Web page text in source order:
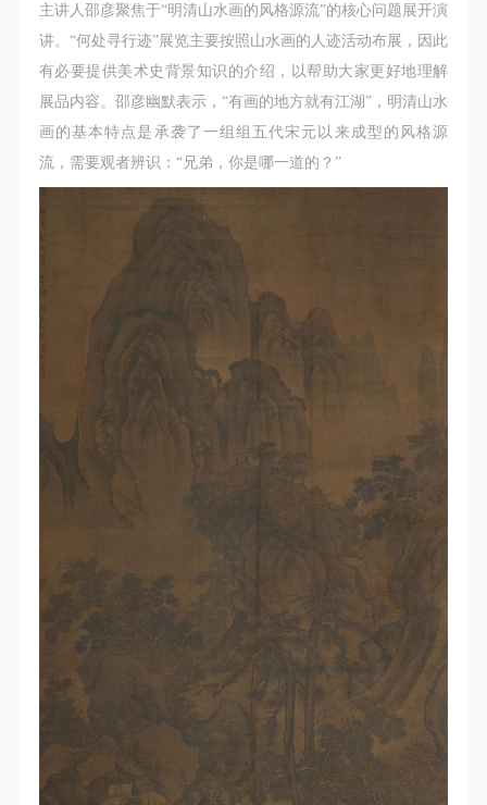
主讲人邵彦聚焦于“明清山水画的风格源流”的核心问题展开演
讲。“何处寻行迹”展览主要按照山水画的人迹活动布展，因此
有必要提供美术史背景知识的介绍，以帮助大家更好地理解
展品内容。邵彦幽默表示，“有画的地方就有江湖”，明清山水
画的基本特点是承袭了一组组五代宋元以来成型的风格源
流，需要观者辨识：“兄弟，你是哪一道的？”
术的空间氛围，竭诚与各单位、企业、机构、艺术家
和观众进行良好互动。以学院的学术研究为基础，积
极策划国际、国内多视角、多领域的展览、论坛及公
共教育活动，为美院师生、中外艺术家以及社会公众
提供一个交流、学习、展示的平台。作为一家公益性
单位，其开展的公共教育活动以学术性和公益性为
（3）、乙方为甲方拍摄中央美术学院公共教育部所
有公教活动。
二、拍摄内容、使用形式、使用地域范围
（1）、拍摄内容 乙方拍摄的带有甲方肖像的作品内
容包括：①中央美术学院美术馆②中央美术学院校园
内○3由中央美术学院公共教育部策划或执行的一切活
动。
（2）、使用形式 用于中央美术学院图书出版、销售
附带光盘及宣传资料。
（3）、使用地域范围
适用地域范围包括国内和国外。
使用肖像的媒介限于不损害甲方肖像权的任何媒介
（如杂志、网络等）。
三、肖像权使用期限
永久使用。
四、许可使用费用
带有甲方肖像作品的拍摄费用由乙方承担。
乙方于拍摄完带有甲方肖像的作品无需支付甲方任何
费用。
术的空间氛围，竭诚与各单位、企业、机构、艺术家
和观众进行良好互动。以学院的学术研究为基础，积
极策划国际、国内多视角、多领域的展览、论坛及公
共教育活动，为美院师生、中外艺术家以及社会公众
提供一个交流、学习、展示的平台。作为一家公益性
单位，其开展的公共教育活动以学术性和公益性为
（3）、乙方为甲方拍摄中央美术学院公共教育部所
有公教活动。
二、拍摄内容、使用形式、使用地域范围
（1）、拍摄内容 乙方拍摄的带有甲方肖像的作品内
容包括：①中央美术学院美术馆②中央美术学院校园
内○3由中央美术学院公共教育部策划或执行的一切活
动。
（2）、使用形式 用于中央美术学院图书出版、销售
附带光盘及宣传资料。
（3）、使用地域范围
适用地域范围包括国内和国外。
使用肖像的媒介限于不损害甲方肖像权的任何媒介
（如杂志、网络等）。
三、肖像权使用期限
永久使用。
四、许可使用费用
带有甲方肖像作品的拍摄费用由乙方承担。
乙方于拍摄完带有甲方肖像的作品无需支付甲方任何
费用。
术的空间氛围，竭诚与各单位、企业、机构、艺术家
和观众进行良好互动。以学院的学术研究为基础，积
极策划国际、国内多视角、多领域的展览、论坛及公
共教育活动，为美院师生、中外艺术家以及社会公众
提供一个交流、学习、展示的平台。作为一家公益性
单位，其开展的公共教育活动以学术性和公益性为
（3）、乙方为甲方拍摄中央美术学院公共教育部所
有公教活动。
二、拍摄内容、使用形式、使用地域范围
（1）、拍摄内容 乙方拍摄的带有甲方肖像的作品内
容包括：①中央美术学院美术馆②中央美术学院校园
内○3由中央美术学院公共教育部策划或执行的一切活
动。
（2）、使用形式 用于中央美术学院图书出版、销售
附带光盘及宣传资料。
（3）、使用地域范围
适用地域范围包括国内和国外。
使用肖像的媒介限于不损害甲方肖像权的任何媒介
（如杂志、网络等）。
三、肖像权使用期限
永久使用。
四、许可使用费用
带有甲方肖像作品的拍摄费用由乙方承担。
乙方于拍摄完带有甲方肖像的作品无需支付甲方任何
费用。